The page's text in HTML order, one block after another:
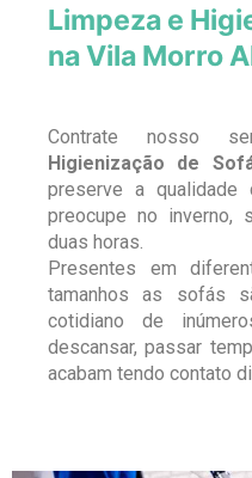
Limpeza e
na Vila Morro
Contrate nosso
Higienização de
preserve a
preocupe no inverno,
duas horas.
Presentes em
tamanhos as sofás
cotidiano de
descansar, passar
acabam tendo contato